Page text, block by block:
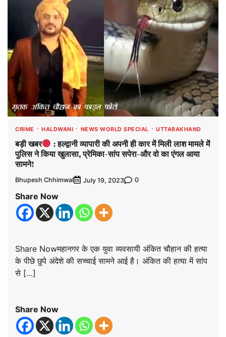
CRIME HALDWANI NEWS WORLD SPECIAL UTTARAKHAND
बड़ी खबर
: हल्द्वानी व्यापारी की अपनी ही कार में मिली लाश मामले में
पुलिस ने किया खुलासा, प्रेमिका-सांप सपेरा-और वो का एंगल आया
सामने!
Bhupesh Chhimwal July 19, 2023 0
Share Now
Share Nowमहानगर के एक युवा व्यवसायी अंकित चौहान की हत्या
के पीछे छुपे अंदेशे की सच्चाई सामने आई है। अंकित की हत्या में सांप
से […]
Share Now